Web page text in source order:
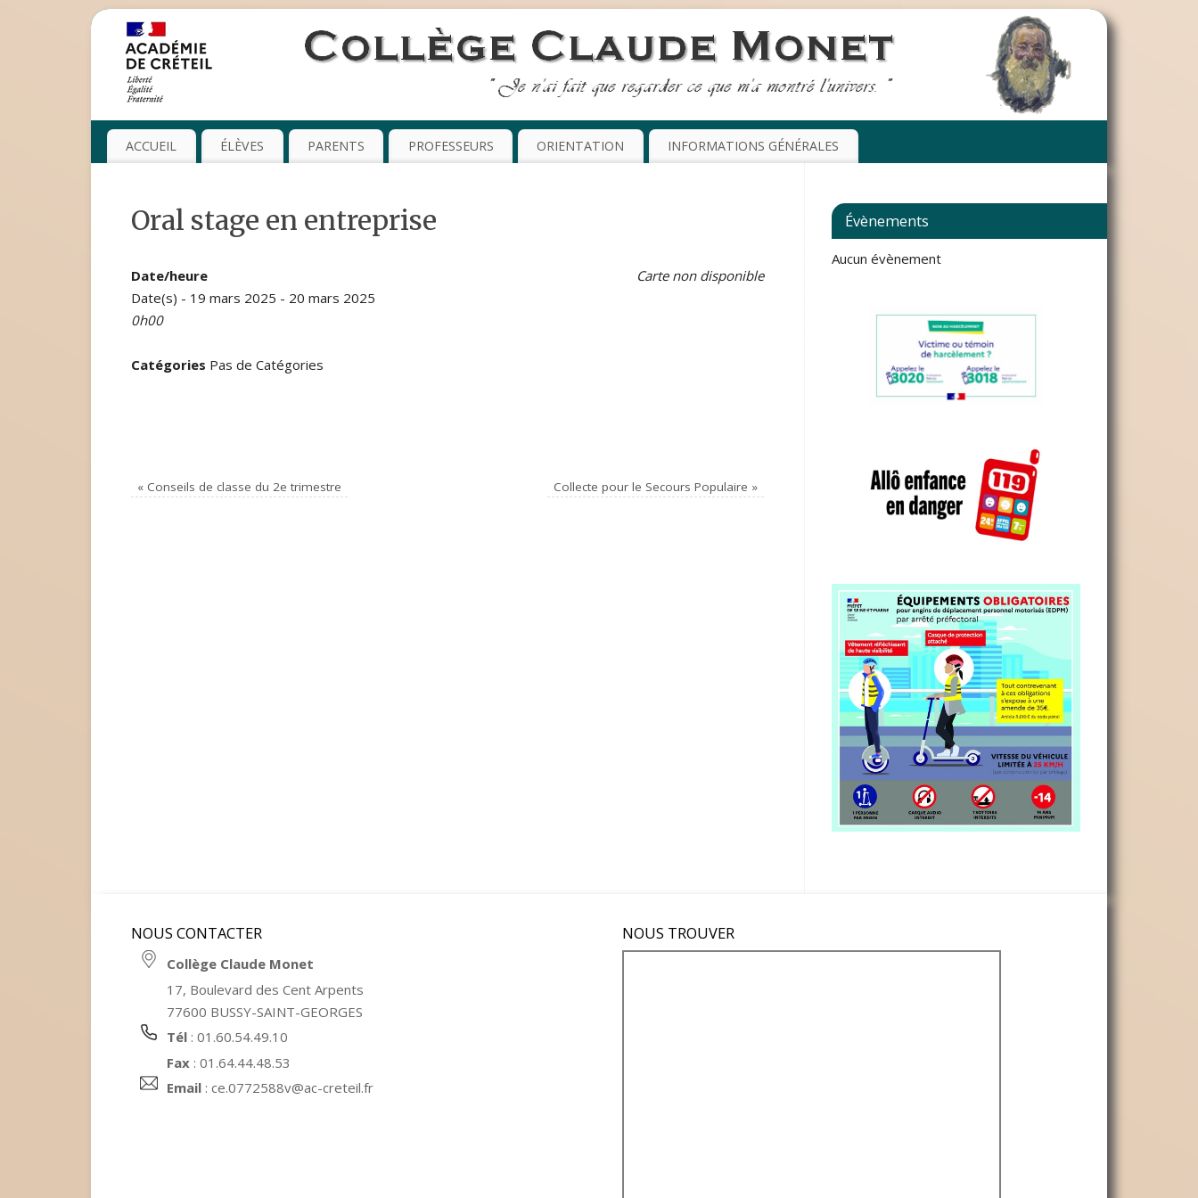
ACCUEIL ÉLÈVES PARENTS PROFESSEURS ORIENTATION INFORMATIONS GÉNÉRALES
Oral stage en entreprise
Carte non disponible
Date/heure
Date(s) - 19 mars 2025 - 20 mars 2025
0h00
Catégories Pas de Catégories
« Conseils de classe du 2e trimestre Collecte pour le Secours Populaire »
Évènements
Aucun évènement
NOUS CONTACTER
Collège Claude Monet
17, Boulevard des Cent Arpents
77600 BUSSY-SAINT-GEORGES
Tél : 01.60.54.49.10
Fax : 01.64.44.48.53
Email : ce.0772588v@ac-creteil.fr
NOUS TROUVER